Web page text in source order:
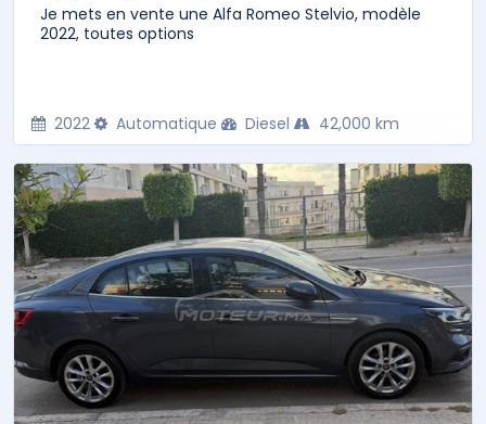
Je mets en vente une Alfa Romeo Stelvio, modèle
2022, toutes options
2022 Automatique Diesel 42,000 km